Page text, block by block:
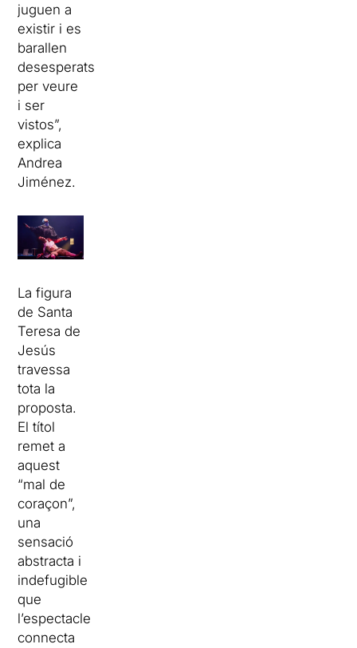
juguen a
existir i es
barallen
desesperats
per veure
i ser
vistos”,
explica
Andrea
Jiménez.
La figura
de Santa
Teresa de
Jesús
travessa
tota la
proposta.
El títol
remet a
aquest
“mal de
coraçon”,
una
sensació
abstracta i
indefugible
que
l’espectacle
connecta